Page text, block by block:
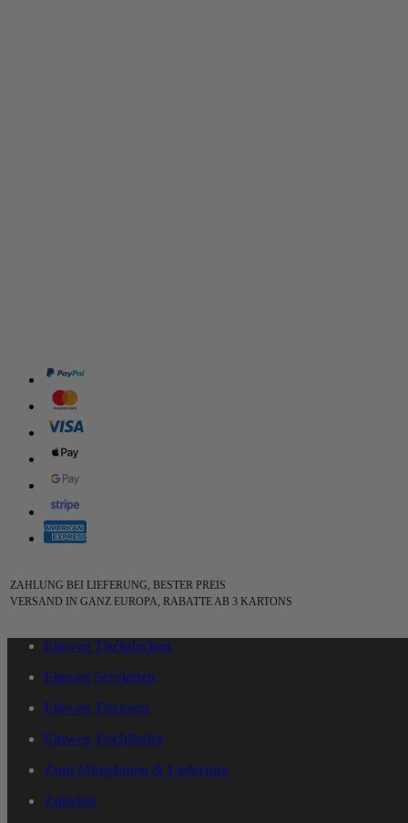
ZAHLUNG BEI LIEFERUNG, BESTER PREIS
VERSAND IN GANZ EUROPA, RABATTE AB 3 KARTONS
Einweg Tischdecken
Einweg Servietten
Einweg Tischsets
Einweg Tischläufer
Zum Mitnehmen & Lieferung
Zubehör